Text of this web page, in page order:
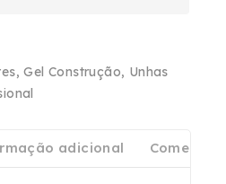
,Gel Construção, Unhas
adicional